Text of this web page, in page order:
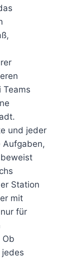
und jeder
Aufgaben,
Station
mit
für
Ob